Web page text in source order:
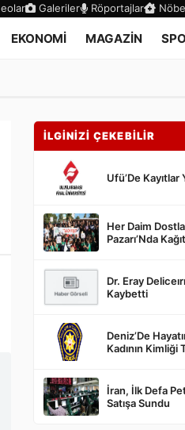
Galeriler Röportajlar
EKONOMİ MAGAZİN
İLGİNİZİ ÇEKEBİLİR
Ufü’De Kayıtlar
Her Daim
Pazarı’Nda
Dr. Eray
Kaybetti
Deniz’De
Kadının Kimliği
İran, İlk Defa
Satışa Sundu